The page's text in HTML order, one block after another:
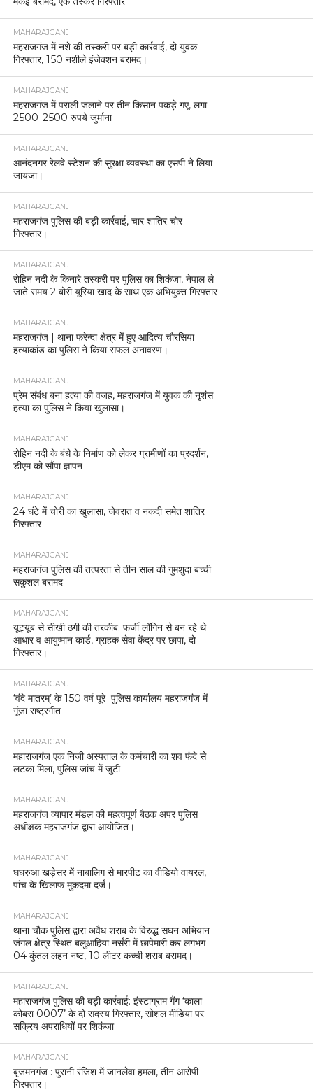
MAHARAJGANJ
महराजगंज में नशे की तस्करी पर बड़ी कार्रवाई, दो युवक
गिरफ्तार, 150 नशीले इंजेक्शन बरामद।
MAHARAJGANJ
महराजगंज में पराली जलाने पर तीन किसान पकड़े गए, लगा
2500-2500 रुपये जुर्माना
MAHARAJGANJ
आनंदनगर रेलवे स्टेशन की सुरक्षा व्यवस्था का एसपी ने लिया
जायजा।
MAHARAJGANJ
महराजगंज पुलिस की बड़ी कार्रवाई, चार शातिर चोर
गिरफ्तार।
MAHARAJGANJ
रोहिन नदी के किनारे तस्करी पर पुलिस का शिकंजा, नेपाल ले
जाते समय 2 बोरी यूरिया खाद के साथ एक अभियुक्त गिरफ्तार
MAHARAJGANJ
महराजगंज | थाना फरेन्दा क्षेत्र में हुए आदित्य चौरसिया
हत्याकांड का पुलिस ने किया सफल अनावरण।
MAHARAJGANJ
प्रेम संबंध बना हत्या की वजह, महराजगंज में युवक की नृशंस
हत्या का पुलिस ने किया खुलासा।
MAHARAJGANJ
रोहिन नदी के बंधे के निर्माण को लेकर ग्रामीणों का प्रदर्शन,
डीएम को सौंपा ज्ञापन
MAHARAJGANJ
24 घंटे में चोरी का खुलासा, जेवरात व नकदी समेत शातिर
गिरफ्तार
MAHARAJGANJ
महराजगंज पुलिस की तत्परता से तीन साल की गुमशुदा बच्ची
सकुशल बरामद
MAHARAJGANJ
यूट्यूब से सीखी ठगी की तरकीब: फर्जी लॉगिन से बन रहे थे
आधार व आयुष्मान कार्ड, ग्राहक सेवा केंद्र पर छापा, दो
गिरफ्तार।
MAHARAJGANJ
‘वंदे मातरम्’ के 150 वर्ष पूरे पुलिस कार्यालय महराजगंज में
गूंजा राष्ट्रगीत
MAHARAJGANJ
महाराजगंज एक निजी अस्पताल के कर्मचारी का शव फंदे से
लटका मिला, पुलिस जांच में जुटी
MAHARAJGANJ
महराजगंज व्यापार मंडल की महत्वपूर्ण बैठक अपर पुलिस
अधीक्षक महराजगंज द्वारा आयोजित।
MAHARAJGANJ
घघरुआ खड़ेसर में नाबालिग से मारपीट का वीडियो वायरल,
पांच के खिलाफ मुकदमा दर्ज।
MAHARAJGANJ
थाना चौक पुलिस द्वारा अवैध शराब के विरुद्ध सघन अभियान
जंगल क्षेत्र स्थित बलुआहिया नर्सरी में छापेमारी कर लगभग
04 कुंतल लहन नष्ट, 10 लीटर कच्ची शराब बरामद।
MAHARAJGANJ
महाराजगंज पुलिस की बड़ी कार्रवाई: इंस्टाग्राम गैंग ‘काला
कोबरा 0007’ के दो सदस्य गिरफ्तार, सोशल मीडिया पर
सक्रिय अपराधियों पर शिकंजा
MAHARAJGANJ
बृजमनगंज : पुरानी रंजिश में जानलेवा हमला, तीन आरोपी
गिरफ्तार।